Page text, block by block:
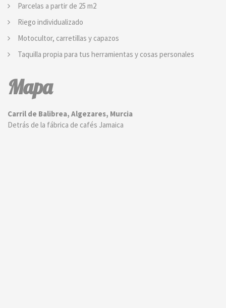
Parcelas a partir de 25 m2
Riego individualizado
Motocultor, carretillas y capazos
Taquilla propia para tus herramientas y cosas personales
Mapa
Carril de Balibrea, Algezares, Murcia
Detrás de la fábrica de cafés Jamaica